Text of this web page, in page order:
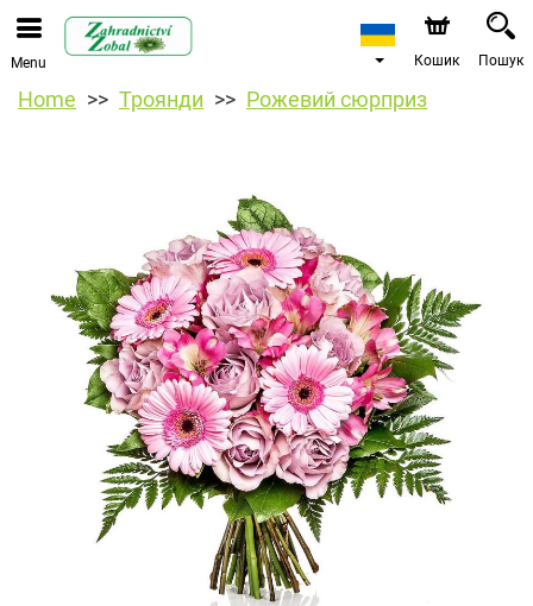
Menu Кошик Пошук
Home Троянди Рожевий сюрприз